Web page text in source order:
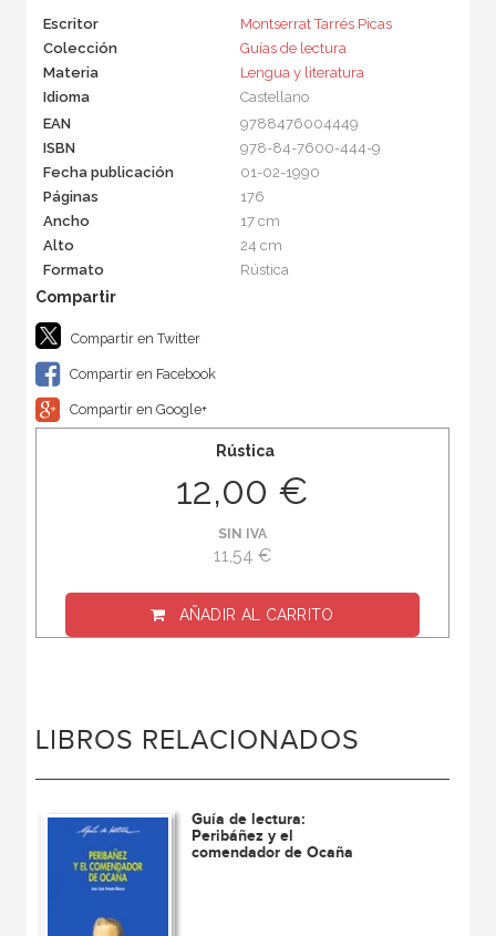
Escritor
Montserrat Tarrés Picas
Colección
Guías de lectura
Materia
Lengua y literatura
Idioma
Castellano
EAN
9788476004449
ISBN
978-84-7600-444-9
Fecha publicación
01-02-1990
Páginas
176
Ancho
17 cm
Alto
24 cm
Formato
Rústica
Compartir en Twitter
Compartir en Facebook
Compartir en Google+
Rústica
12,00 €
SIN IVA
11,54 €
AÑADIR AL CARRITO
LIBROS RELACIONADOS
Guía de lectura:
Peribáñez y el
comendador de Ocaña